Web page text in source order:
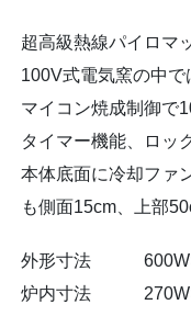
超高級熱線パイロマ
100V式電気窯の中
マイコン焼成制御で
タイマー機能、ロッ
本体底面に冷却ファ
も側面15cm、上部
外形寸法
炉内寸法